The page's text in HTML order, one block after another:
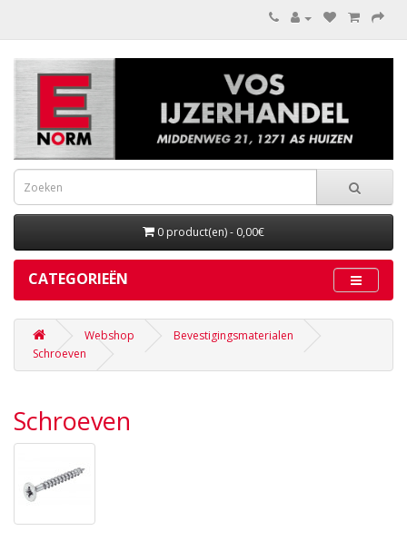
0 product(en) - 0,00€
CATEGORIEËN
Webshop
Bevestigingsmaterialen
Schroeven
Schroeven